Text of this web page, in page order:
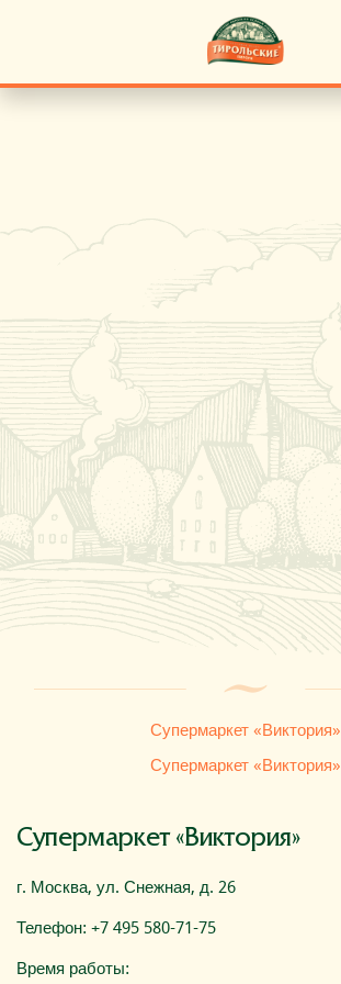
Супермаркет «Виктория»
Супермаркет «Виктория»
Супермаркет «Виктория»
г. Москва, ул. Снежная, д. 26
Телефон: +7 495 580-71-75
Время работы:
Пирожные «Тирольские» ®
Торты «Тирольские» ®
Куличи
Кафе-кондитерские
Новости
Где купить
О компании